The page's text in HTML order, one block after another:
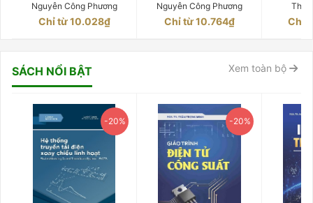
Nguyễn Công Phương
Chỉ từ 10.028₫
Nguyễn Công Phương
Chỉ từ 10.764₫ Chỉ
SÁCH NỔI BẬT Xem toàn bộ
-20% -20%